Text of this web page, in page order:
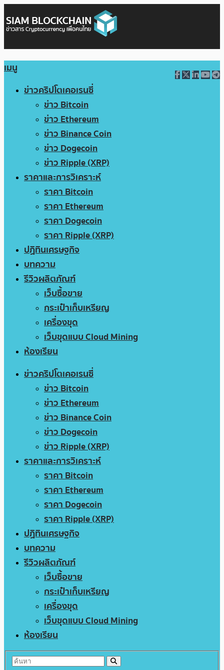
เมนู
ข่าวคริปโตเคอเรนซี่
ข่าว Bitcoin
ข่าว Ethereum
ข่าว Binance Coin
ข่าว Dogecoin
ข่าว Ripple (XRP)
ราคาและการวิเคราะห์
ราคา Bitcoin
ราคา Ethereum
ราคา Dogecoin
ราคา Ripple (XRP)
ปฏิทินเศรษฐกิจ
บทความ
รีวิวผลิตภัณฑ์
เว็บซื้อขาย
กระเป๋าเก็บเหรียญ
เครื่องขุด
เว็บขุดแบบ Cloud Mining
ห้องเรียน
ข่าวคริปโตเคอเรนซี่
ข่าว Bitcoin
ข่าว Ethereum
ข่าว Binance Coin
ข่าว Dogecoin
ข่าว Ripple (XRP)
ราคาและการวิเคราะห์
ราคา Bitcoin
ราคา Ethereum
ราคา Dogecoin
ราคา Ripple (XRP)
ปฏิทินเศรษฐกิจ
บทความ
รีวิวผลิตภัณฑ์
เว็บซื้อขาย
กระเป๋าเก็บเหรียญ
เครื่องขุด
เว็บขุดแบบ Cloud Mining
ห้องเรียน